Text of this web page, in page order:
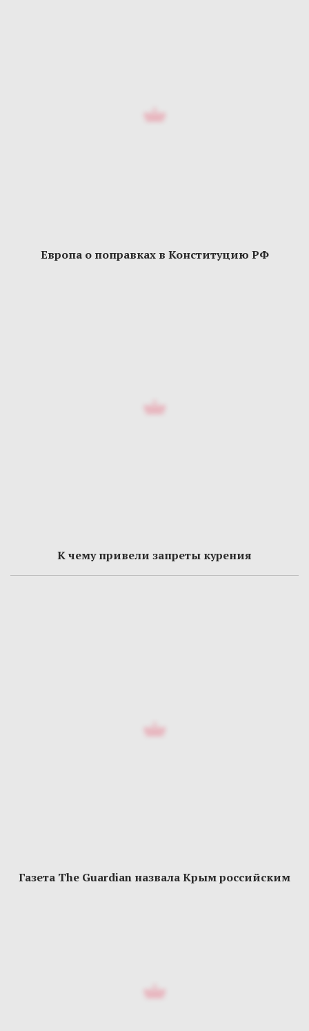
Европа о поправках в Конституцию РФ
К чему привели запреты курения
Газета The Guardian назвала Крым российским